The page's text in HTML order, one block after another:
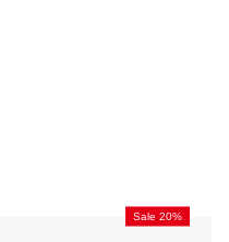
Sale 20%